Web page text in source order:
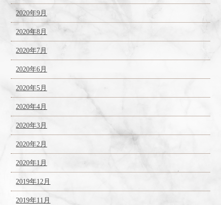
2020年9月
2020年8月
2020年7月
2020年6月
2020年5月
2020年4月
2020年3月
2020年2月
2020年1月
2019年12月
2019年11月